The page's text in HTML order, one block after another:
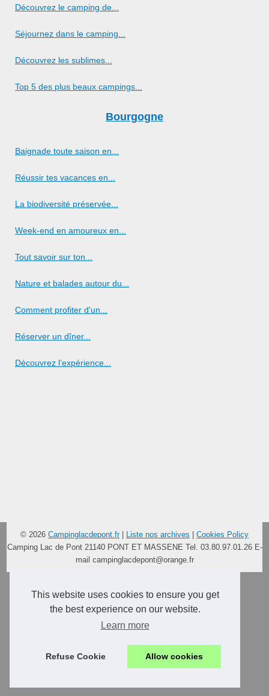
This website uses cookies to ensure you get
the best experience on our website.
Learn more
Refuse Cookie Allow cookies
Découvrez le camping de...
Séjournez dans le camping...
Découvrez les sublimes...
Top 5 des plus beaux campings...
Bourgogne
Baignade toute saison en...
Réussir tes vacances en...
La biodiversité préservée...
Week-end en amoureux en...
Tout savoir sur ton...
Nature et balades autour du...
Comment profiter d'un...
Réserver un dîner...
Découvrez l’expérience...
© 2026 Campinglacdepont.fr| Liste nos archives | Cookies Policy
Camping Lac de Pont 21140 PONT ET MASSENE Tel. 03.80.97.01.26 E-
mail campinglacdepont@orange.fr